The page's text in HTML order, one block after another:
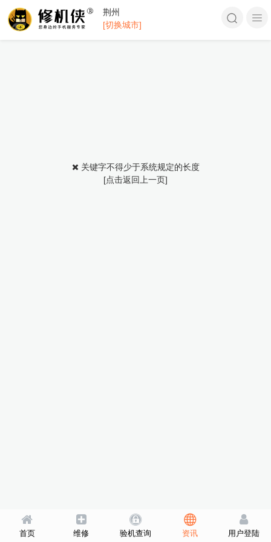
荆州
[切换城市]
关键字不得少于系统规定的长度
[点击返回上一页]
首页 维修 验机查询 资讯 用户登陆